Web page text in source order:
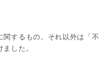
するもの。それ以外は「不
した。